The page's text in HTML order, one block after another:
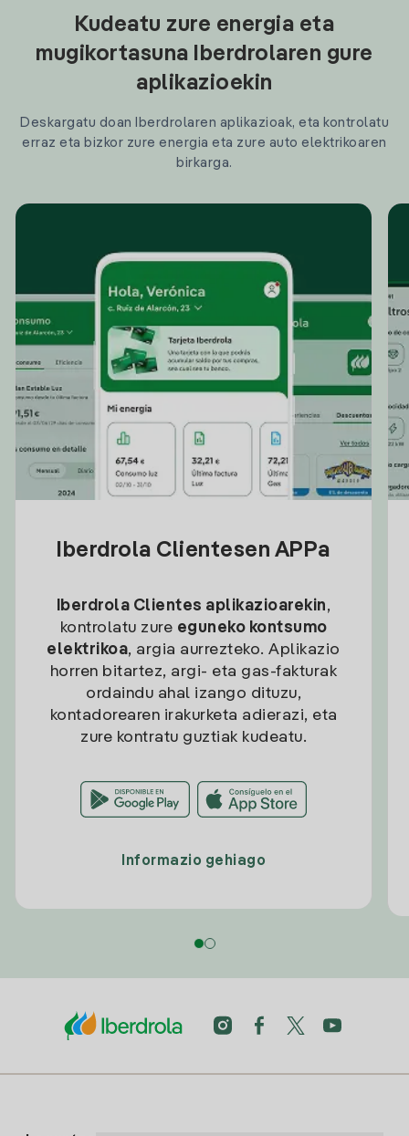
Kudeatu zure energia eta
mugikortasuna Iberdrolaren gure
aplikazioekin
Deskargatu doan Iberdrolaren aplikazioak, eta kontrolatu
erraz eta bizkor zure energia eta zure auto elektrikoaren
birkarga.
Iberdrola Clientesen APPa
Iberdrola Clientes aplikazioarekin,
kontrolatu zure eguneko kontsumo
elektrikoa, argia aurrezteko. Aplikazio
horren bitartez, argi- eta gas-fakturak
ordaindu ahal izango dituzu,
kontadorearen irakurketa adierazi, eta
zure kontratu guztiak kudeatu.
Informazio gehiago